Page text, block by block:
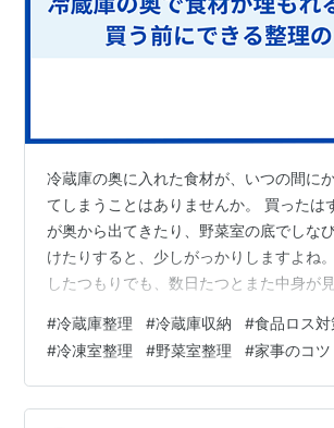
冷蔵庫の奥に入れた食材が、いつの間に
てしまうことはありませんか。 買ったは
が奥から出てきたり、野菜室の底でしな
けたりすると、少しがっかりしますよね
したつもりでも、数日たつとまた中身が
は、収納グッズが足りないからとは限り
のは、きれいに並べることよりも、何が
える状態にすることです。 この記事では
食材が埋もれる原因と、収納グッズを買
#冷蔵庫整理 #冷蔵庫収納 #食品ロス対
#冷凍室整理 #野菜室整理 #家事のコツ